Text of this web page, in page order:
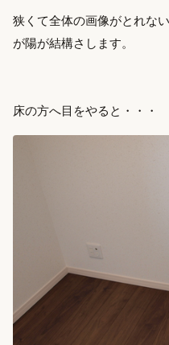
狭くて全体の画像がとれな
が陽が結構さします。
床の方へ目をやると・・・